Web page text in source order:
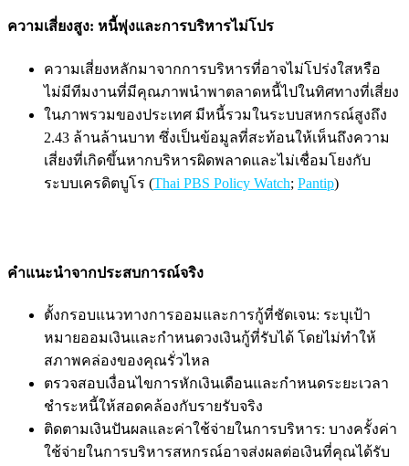
ความเสี่ยงสูง: หนี้พุ่งและการบริหารไม่โปร
ความเสี่ยงหลักมาจากการบริหารที่อาจไม่โปร่งใสหรือ
ไม่มีทีมงานที่มีคุณภาพนำพาตลาดหนี้ไปในทิศทางที่เสี่ยง
ในภาพรวมของประเทศ มีหนี้รวมในระบบสหกรณ์สูงถึง
2.43 ล้านล้านบาท ซึ่งเป็นข้อมูลที่สะท้อนให้เห็นถึงความ
เสี่ยงที่เกิดขึ้นหากบริหารผิดพลาดและไม่เชื่อมโยงกับ
ระบบเครดิตบูโร (Thai PBS Policy Watch; Pantip)
คำแนะนำจากประสบการณ์จริง
ตั้งกรอบแนวทางการออมและการกู้ที่ชัดเจน: ระบุเป้า
หมายออมเงินและกำหนดวงเงินกู้ที่รับได้ โดยไม่ทำให้
สภาพคล่องของคุณรั่วไหล
ตรวจสอบเงื่อนไขการหักเงินเดือนและกำหนดระยะเวลา
ชำระหนี้ให้สอดคล้องกับรายรับจริง
ติดตามเงินปันผลและค่าใช้จ่ายในการบริหาร: บางครั้งค่า
ใช้จ่ายในการบริหารสหกรณ์อาจส่งผลต่อเงินที่คุณได้รับ